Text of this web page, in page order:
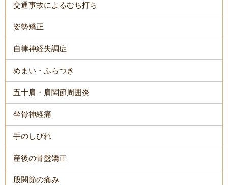
交通事故によるむち打ち
姿勢矯正
自律神経失調症
めまい・ふらつき
五十肩・肩関節周囲炎
坐骨神経痛
手のしびれ
産後の骨盤矯正
股関節の痛み